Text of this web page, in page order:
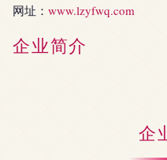
网址： www.lzyfwq.com
企业简介
企